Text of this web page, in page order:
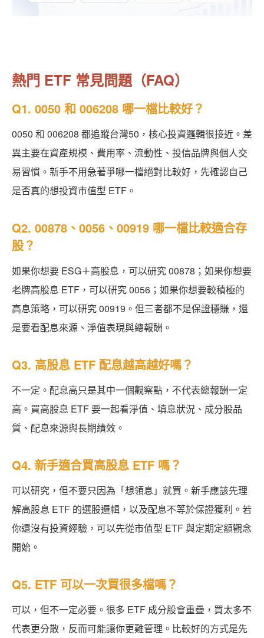
熱門 ETF 常見問題（FAQ）
Q1. 0050 和 006208 哪一檔比較好？
0050 和 006208 都追蹤台灣50，核心投資邏輯很接近。差
異主要在資產規模、費用率、流動性、投信品牌與個人交
易習慣。新手不用急著爭哪一檔絕對比較好，先確認自己
是否真的想投資市值型 ETF。
Q2. 00878、0056、00919 哪一檔比較適合存
股？
如果你想要 ESG＋高股息，可以研究 00878；如果你想要
老牌高股息 ETF，可以研究 0056；如果你想要較積極的
高息策略，可以研究 00919。但三者都不是保證穩賺，還
是要看配息來源、淨值表現與總報酬。
Q3. 高股息 ETF 配息越高越好嗎？
不一定。配息高只是其中一個觀察點，不代表總報酬一定
高。買高股息 ETF 要一起看淨值、填息狀況、成分股品
質、配息來源與長期績效。
Q4. 新手適合買高股息 ETF 嗎？
可以研究，但不要只因為「想領息」就買。新手應該先理
解高股息 ETF 的選股邏輯，以及配息不等於保證獲利。若
你還沒有投資經驗，可以先從市值型 ETF 與定期定額觀念
開始。
Q5. ETF 可以一次買很多檔嗎？
可以，但不一定必要。很多 ETF 成分股會重疊，買太多不
代表更分散，反而可能讓你更難管理。比較好的方式是先